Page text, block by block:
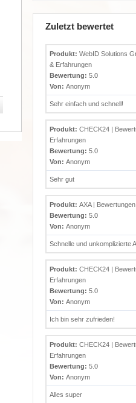
Zuletzt bewertet
Produkt: WebID Solutions
& Erfahrungen
Bewertung: 5.0
Von: Anonym
Sehr einfach und schnell!
Produkt: CHECK24 |
Erfahrungen
Bewertung: 5.0
Von: Anonym
Sehr gut
Produkt: AXA |
Bewertung: 5.0
Von: Anonym
Schnelle und unkomplizierte
Produkt: CHECK24 |
Erfahrungen
Bewertung: 5.0
Von: Anonym
Ich bin sehr zufrieden!
Produkt: CHECK24 |
Erfahrungen
Bewertung: 5.0
Von: Anonym
Alles super